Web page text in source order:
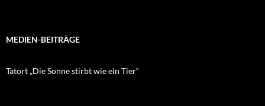
MEDIEN-BEITRÄGE
Tatort „Die Sonne stirbt wie ein Tier“